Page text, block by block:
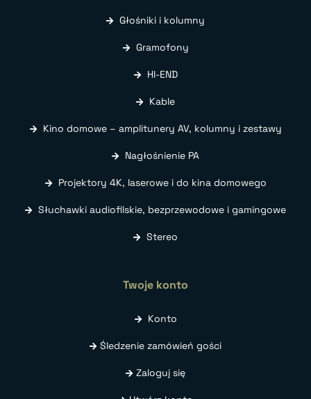
Głośniki i kolumny
Gramofony
HI-END
Kable
Kino domowe – amplitunery AV, kolumny i zestawy
Nagłośnienie PA
Projektory 4K, laserowe i do kina domowego
Słuchawki audiofilskie, bezprzewodowe i gamingowe
Stereo
Twoje konto
Konto
Śledzenie zamówień gości
Zaloguj się